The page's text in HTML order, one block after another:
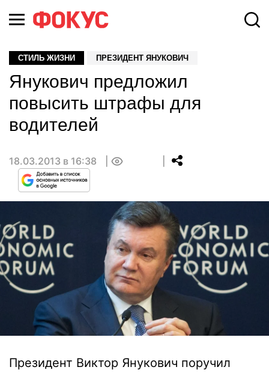
СТИЛЬ ЖИЗНИ ПРЕЗИДЕНТ ЯНУКОВИЧ
Янукович предложил
повысить штрафы для
водителей
18.03.2013 в 16:38
Президент Виктор Янукович поручил